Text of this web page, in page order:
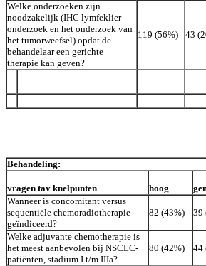
Welke onderzoeken zijn
noodzakelijk (IHC lymfeklier
onderzoek en het onderzoek van
het tumorweefsel) opdat de
behandelaar een gerichte
therapie kan geven?
119 (56%) 43
Behandeling:
vragen tav knelpunten hoog
Wanneer is concomitant versus
sequentiële chemoradiotherapie
geïndiceerd?
82 (43%) 39
Welke adjuvante chemotherapie is
het meest aanbevolen bij NSCLC-
patiënten, stadium I t/m IIIa?
80 (42%) 44